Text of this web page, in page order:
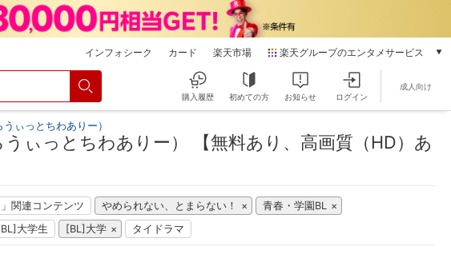
インフォシーク カード 楽天市場 楽天グループのエンタメサービス
本/ゲーム/CD/DVD
電子書籍
楽天マガジン
動画配信
購入履歴 初めての方 お知らせ ログイン
成人向け
ぃっとちわありー）
ぃっとちわありー） 【無料あり、高画質（HD）あ
関連コンテンツ やめられない、とまらない！
青春・学園BL
大学生 [BL]大学 タイドラマ